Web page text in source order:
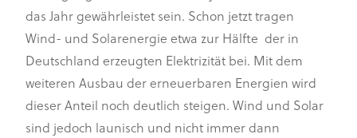
das Jahr gewährleistet sein. Schon jetzt tragen
Wind- und Solarenergie etwa zur Hälfte der in
Deutschland erzeugten Elektrizität bei. Mit dem
weiteren Ausbau der erneuerbaren Energien wird
dieser Anteil noch deutlich steigen. Wind und Solar
sind jedoch launisch und nicht immer dann